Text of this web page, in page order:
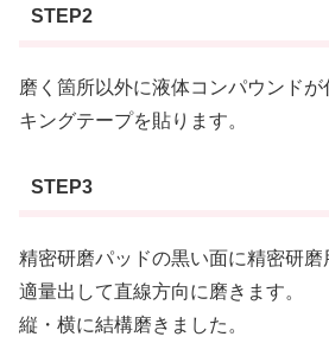
STEP2
磨く箇所以外に液体コンパウンド
キングテープを貼ります。
STEP3
精密研磨パッドの黒い面に精密研
適量出して直線方向に磨きます。
縦・横に結構磨きました。